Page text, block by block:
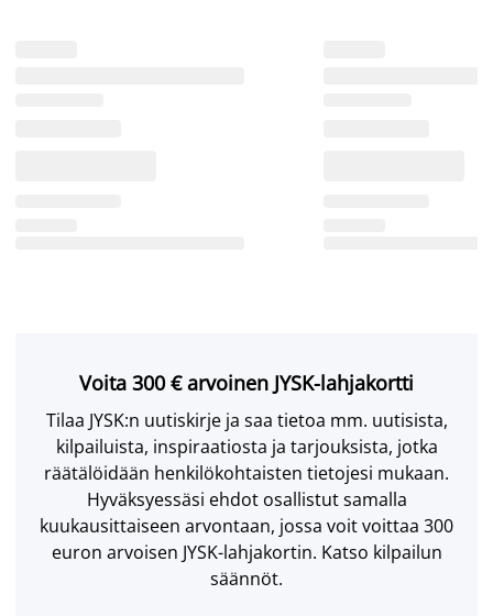
Voita 300 € arvoinen JYSK-lahjakortti
Tilaa JYSK:n uutiskirje ja saa tietoa mm. uutisista,
kilpailuista, inspiraatiosta ja tarjouksista, jotka
räätälöidään henkilökohtaisten tietojesi mukaan.
Hyväksyessäsi ehdot osallistut samalla
kuukausittaiseen arvontaan, jossa voit voittaa 300
euron arvoisen JYSK-lahjakortin. Katso kilpailun
säännöt.